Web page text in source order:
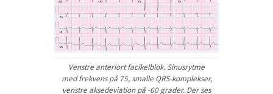
Venstre anteriort facikelblok. Sinusrytme
med frekvens på 75, smalle QRS-komplekser,
venstre aksedeviation på -60 grader. Der ses